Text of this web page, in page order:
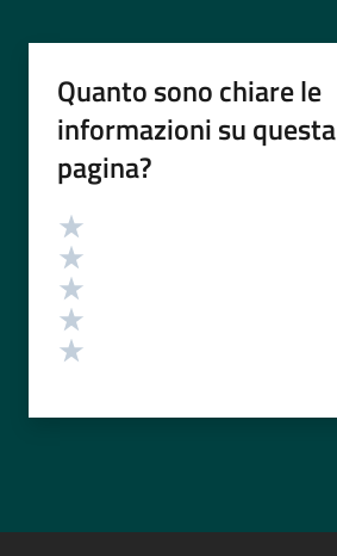
Quanto sono chiare le
informazioni su questa
pagina?
Valutazione